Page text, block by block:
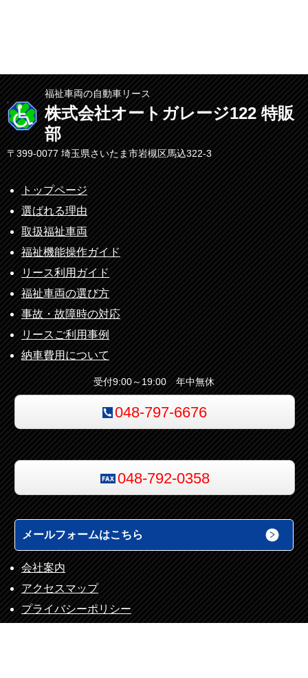
福祉車両の自動車リース
株式会社オートガレージ122 特販
部
〒399-0077 埼玉県さいたま市岩槻区馬込322-3
トップページ
選ばれる理由
取扱福祉車両
福祉機能操作ガイド
リース利用ガイド
福祉車両の選び方
事故・故障時の対応
リースご利用事例
納車費用について
受付9:00～19:00 年中無休
048-797-6676
048-792-0358
メールフォームはこちら
会社案内
アクセスマップ
プライバシーポリシー